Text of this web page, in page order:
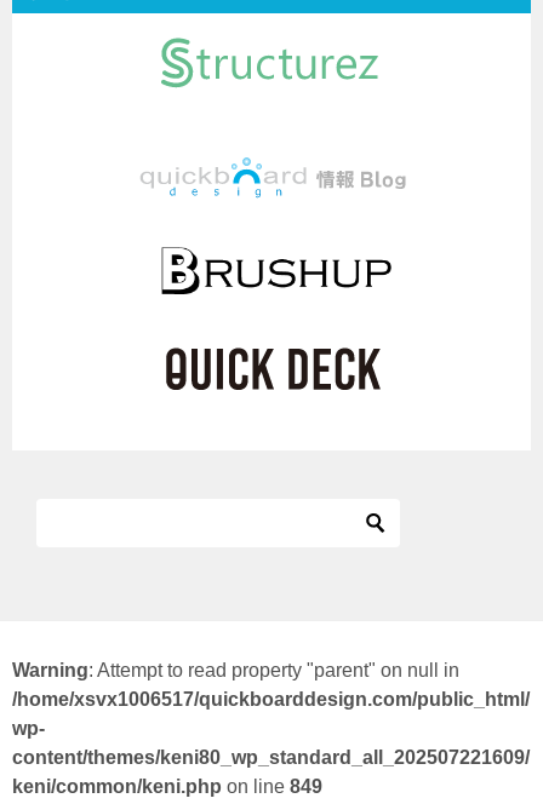
Warning: Attempt to read property "parent" on null in
/home/xsvx1006517/quickboarddesign.com/public_html/
wp-
content/themes/keni80_wp_standard_all_202507221609/
keni/common/keni.php on line 849